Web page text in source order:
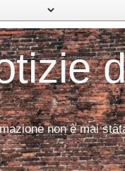
non è mai